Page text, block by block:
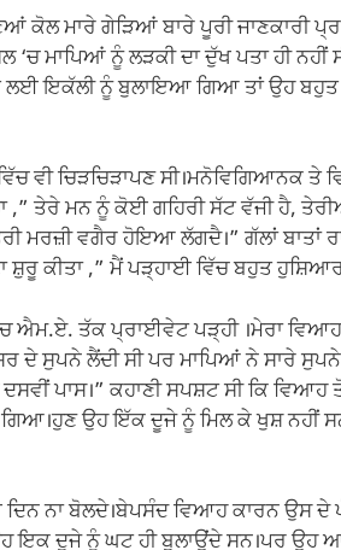
ਕੋਲ ਮਾਰੇ ਗੇੜਿਆਂ ਬਾਰੇ ਪੂਰੀ ਜਾਣਕਾਰੀ
ਮਾਪਿਆਂ ਨੂੰ ਲੜਕੀ ਦਾ ਦੁੱਖ ਪਤਾ ਹੀ ਨਹੀਂ
ਇਕੱਲੀ ਨੂੰ ਬੁਲਾਇਆ ਗਿਆ ਤਾਂ ਉਹ ਬਹੁਤ
ਵੀ ਚਿੜਚਿੜਾਪਣ ਸੀ।ਮਨੋਵਿਗਿਆਨਕ ਤੇ
ਤੇਰੇ ਮਨ ਨੂੰ ਕੋਈ ਗਹਿਰੀ ਸੱਟ ਵੱਜੀ ਹੈ,
ਵਗੈਰ ਹੋਇਆ ਲੱਗਦੈ।” ਗੱਲਾਂ ਬਾਤਾਂ
ਕੀਤਾ ,” ਮੈਂ ਪੜ੍ਹਾਈ ਵਿੱਚ ਬਹੁਤ ਹੁਸ਼ਿਆਰ
ਐਮ.ਏ. ਤੱਕ ਪ੍ਰਾਈਵੇਟ ਪੜ੍ਹੀ ।ਮੇਰਾ
ਸੁਪਨੇ ਲੈਂਦੀ ਸੀ ਪਰ ਮਾਪਿਆਂ ਨੇ ਸਾਰੇ
ਪਾਸ।” ਕਹਾਣੀ ਸਪਸ਼ਟ ਸੀ ਕਿ
ਉਹ ਇੱਕ ਦੂਜੇ ਨੂੰ ਮਿਲ ਕੇ ਖੁਸ਼ ਨਹੀਂ
ਨਾ ਬੋਲਦੇ।ਬੇਪਸੰਦ ਵਿਆਹ ਕਾਰਨ ਉਸ ਦੇ
ਇਕ ਦੂਜੇ ਨੂੰ ਘਟ ਹੀ ਬੁਲਾਉਂਦੇ ਸਨ।ਪਰ ਉਹ